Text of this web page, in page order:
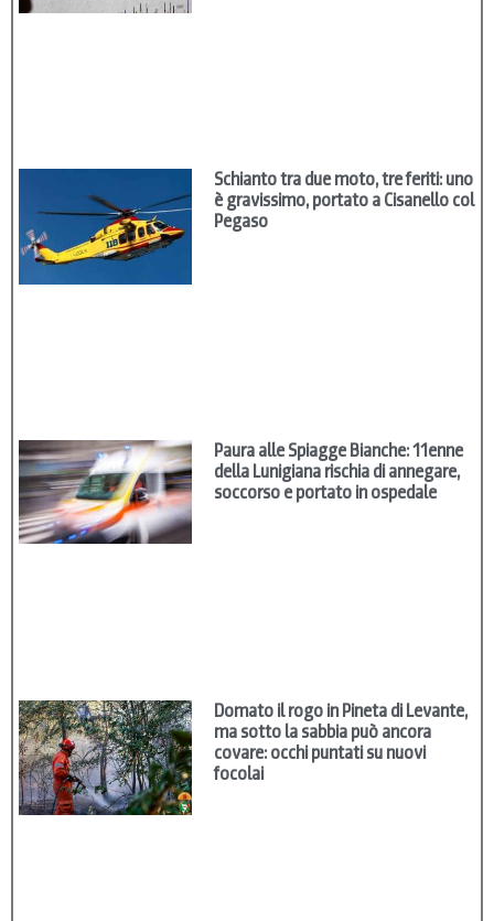
Schianto tra due moto, tre feriti: uno
è gravissimo, portato a Cisanello col
Pegaso
Paura alle Spiagge Bianche: 11enne
della Lunigiana rischia di annegare,
soccorso e portato in ospedale
Domato il rogo in Pineta di Levante,
ma sotto la sabbia può ancora
covare: occhi puntati su nuovi
focolai